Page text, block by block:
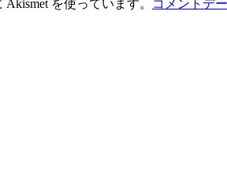
を使っています。 コメントデ